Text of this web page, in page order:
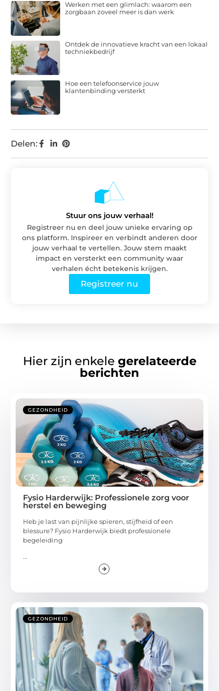
Delen:
Werken met een glimlach: waarom een
zorgbaan zoveel meer is dan werk
Ontdek de innovatieve kracht van een lokaal
techniekbedrijf
Hoe een telefoonservice jouw
klantenbinding versterkt
Stuur ons jouw verhaal!
Registreer nu en deel jouw unieke ervaring op
ons platform. Inspireer en verbindt anderen door
jouw verhaal te vertellen. Jouw stem maakt
impact en versterkt een community waar
verhalen écht betekenis krijgen.
Registreer nu
Hier zijn enkele gerelateerde
berichten
GEZONDHEID
Fysio Harderwijk: Professionele zorg voor
herstel en beweging
Heb je last van pijnlijke spieren, stijfheid of een
blessure? Fysio Harderwijk biedt professionele
begeleiding
...
GEZONDHEID